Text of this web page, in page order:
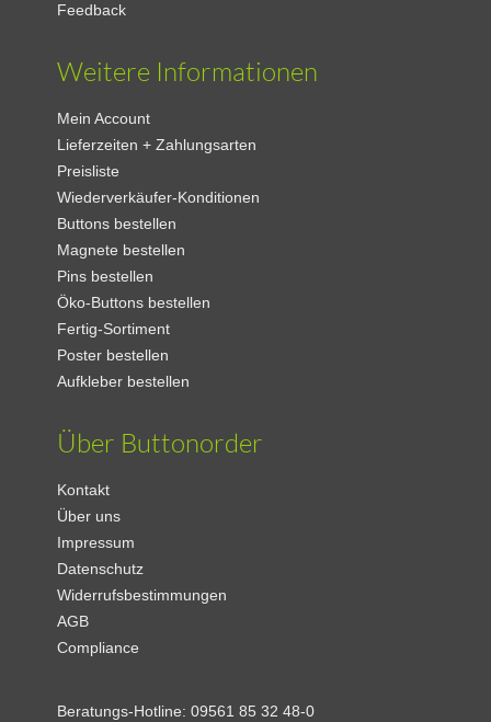
Feedback
Weitere Informationen
Mein Account
Lieferzeiten + Zahlungsarten
Preisliste
Wiederverkäufer-Konditionen
Buttons bestellen
Magnete bestellen
Pins bestellen
Öko-Buttons bestellen
Fertig-Sortiment
Poster bestellen
Aufkleber bestellen
Über Buttonorder
Kontakt
Über uns
Impressum
Datenschutz
Widerrufsbestimmungen
AGB
Compliance
Beratungs-Hotline:09561 85 32 48-0